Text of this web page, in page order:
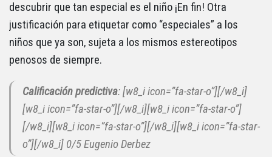
descubrir que tan especial es el niño ¡En fin! Otra
justificación para etiquetar como “especiales” a los
niños que ya son, sujeta a los mismos estereotipos
penosos de siempre.
Calificación predictiva: [w8_i icon=”fa-star-o”][/w8_i]
[w8_i icon=”fa-star-o”][/w8_i][w8_i icon=”fa-star-o”]
[/w8_i][w8_i icon=”fa-star-o”][/w8_i][w8_i icon=”fa-star-
o”][/w8_i] 0/5 Eugenio Derbez